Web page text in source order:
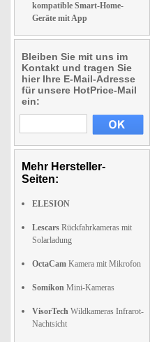
kompatible Smart-Home-
Geräte mit App
Bleiben Sie mit uns im
Kontakt und tragen Sie
hier Ihre E-Mail-Adresse
für unsere HotPrice-Mail
ein:
Mehr Hersteller-
Seiten:
ELESION
Lescars Rückfahrkameras mit
Solarladung
OctaCam Kamera mit Mikrofon
Somikon Mini-Kameras
VisorTech Wildkameras Infrarot-
Nachtsicht